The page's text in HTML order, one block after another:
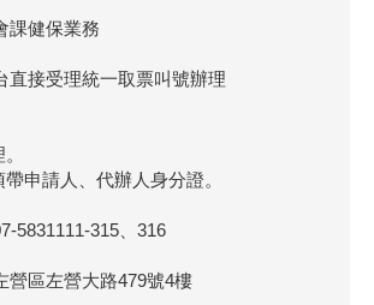
課健保業務
直接受理統一取票叫號辦理
申請人、代辦人身分證。
5831111-315、316
營區左營大路479號4樓